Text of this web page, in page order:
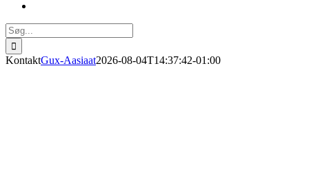
Søg
efter:
KontaktGux-Aasiaat2026-08-04T14:37:42-01:00